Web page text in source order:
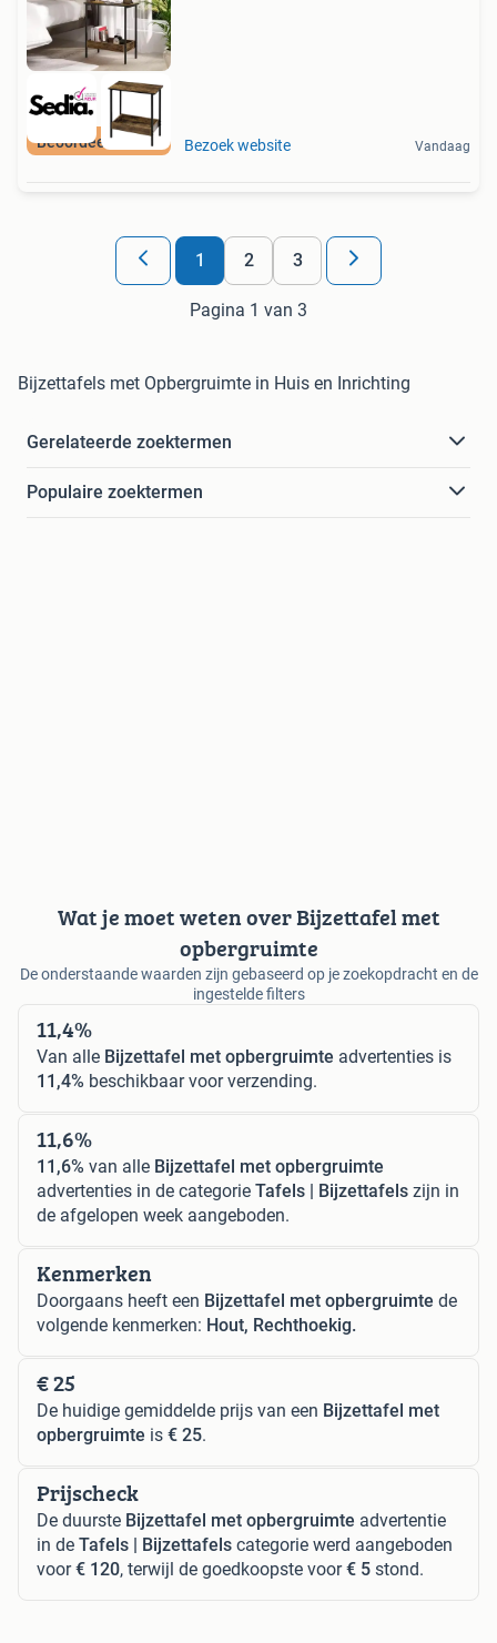
Beoordeeld met 9+ Bezoek website Vandaag
1 2 3
Pagina 1 van 3
Bijzettafels met Opbergruimte in Huis en Inrichting
Gerelateerde zoektermen
Populaire zoektermen
Wat je moet weten over Bijzettafel met
opbergruimte
De onderstaande waarden zijn gebaseerd op je zoekopdracht en de
ingestelde filters
11,4%
Van alle Bijzettafel met opbergruimte advertenties is
11,4% beschikbaar voor verzending.
11,6%
11,6% van alle Bijzettafel met opbergruimte
advertenties in de categorie Tafels | Bijzettafels zijn in
de afgelopen week aangeboden.
Kenmerken
Doorgaans heeft een Bijzettafel met opbergruimte de
volgende kenmerken: Hout, Rechthoekig.
€ 25
De huidige gemiddelde prijs van een Bijzettafel met
opbergruimte is € 25.
Prijscheck
De duurste Bijzettafel met opbergruimte advertentie
in de Tafels | Bijzettafels categorie werd aangeboden
voor€ 120, terwijl de goedkoopste voor€ 5 stond.